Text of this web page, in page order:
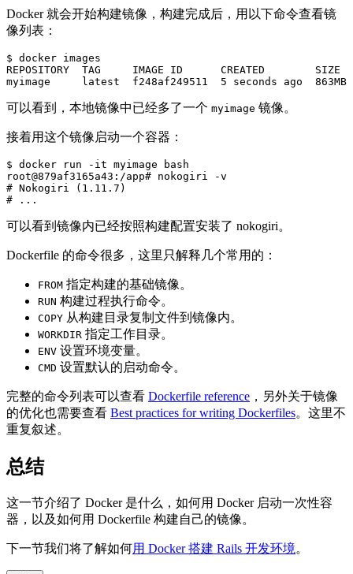
Docker 就会开始构建镜像，构建完成后，用以下命令查看镜
像列表：
$
REPOSITORY  TAG     IMAGE ID      CREATED        SIZE
可以看到，本地镜像中已经多了一个 myimage 镜像。
接着用这个镜像启动一个容器：
$ docker run -it
root@879af3165a43:/app# nokogiri
-v
# Nokogiri ( 1.11.7 )
#
可以看到镜像内已经按照构建配置安装了 nokogiri。
Dockerfile 的命令很多，这里只解释几个常用的：
FROM 指定构建的基础镜像。
RUN 构建过程执行命令。
COPY 从构建目录复制文件到镜像内。
WORKDIR 指定工作目录。
ENV 设置环境变量。
CMD 设置默认的启动命令。
完整的命令列表可以查看 Dockerfile reference ，另外关于镜像
的优化也需要查看 Best practices for writing Dockerfiles。这里不
重复叙述。
总结
这一节介绍了 Docker 是什么，如何用 Docker 启动一次性容
器，以及如何用 Dockerfile 构建自己的镜像。
下一节我们将了解如何用 Docker 搭建 Rails 开发环境。